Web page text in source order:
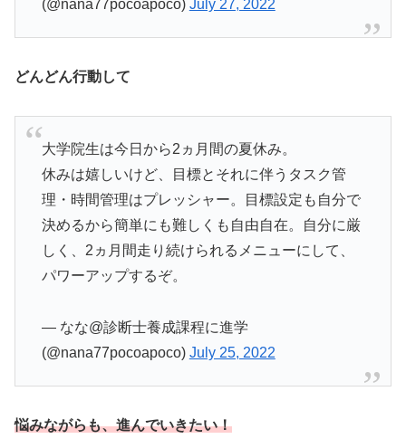
(@nana77pocoapoco) July 27, 2022
どんどん行動して
大学院生は今日から2ヵ月間の夏休み。
休みは嬉しいけど、目標とそれに伴うタスク管
理・時間管理はプレッシャー。目標設定も自分で
決めるから簡単にも難しくも自由自在。自分に厳
しく、2ヵ月間走り続けられるメニューにして、
パワーアップするぞ。
— なな@診断士養成課程に進学
(@nana77pocoapoco) July 25, 2022
悩みながらも、進んでいきたい！